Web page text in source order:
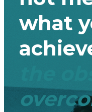
what
the